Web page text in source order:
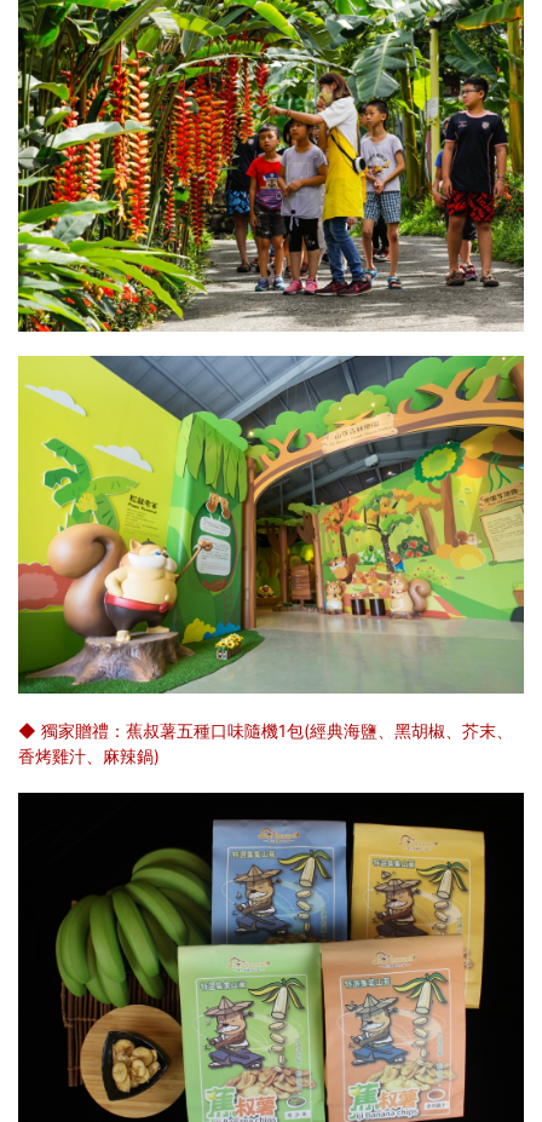
◆ 獨家贈禮：蕉叔薯五種口味隨機1包(經典海鹽、黑胡椒、芥末、
香烤雞汁、麻辣鍋)